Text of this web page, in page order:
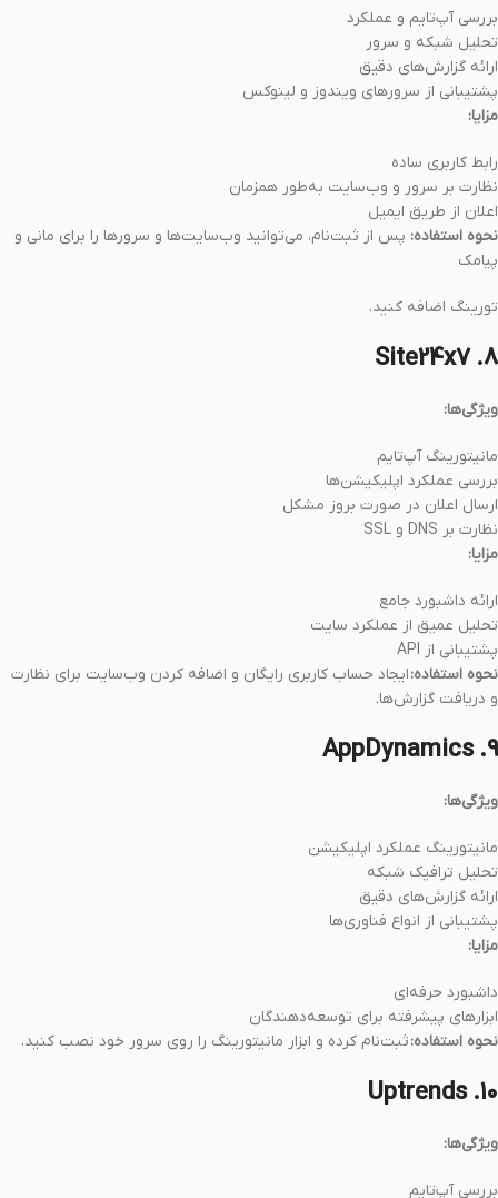
بررسی آپ‌تایم و عملکرد
تحلیل شبکه و سرور
ارائه گزارش‌های دقیق
پشتیبانی از سرورهای ویندوز و لینوکس
مزایا:
رابط کاربری ساده
نظارت بر سرور و وب‌سایت به‌طور همزمان
اعلان از طریق ایمیل
نحوه استفاده: پس از ثبت‌نام، می‌توانید وب‌سایت‌ها و سرورها را برای مانی و
پیامک
تورینگ اضافه کنید.
۸. Site24x7
ویژگی‌ها:
مانیتورینگ آپ‌تایم
بررسی عملکرد اپلیکیشن‌ها
ارسال اعلان در صورت بروز مشکل
نظارت بر DNS و SSL
مزایا:
ارائه داشبورد جامع
تحلیل عمیق از عملکرد سایت
پشتیبانی از API
نحوه استفاده:ایجاد حساب کاربری رایگان و اضافه کردن وب‌سایت برای نظارت
و دریافت گزارش‌ها.
۹. AppDynamics
ویژگی‌ها:
مانیتورینگ عملکرد اپلیکیشن
تحلیل ترافیک شبکه
ارائه گزارش‌های دقیق
پشتیبانی از انواع فناوری‌ها
مزایا:
داشبورد حرفه‌ای
ابزارهای پیشرفته برای توسعه‌دهندگان
نحوه استفاده:ثبت‌نام کرده و ابزار مانیتورینگ را روی سرور خود نصب کنید.
۱۰. Uptrends
ویژگی‌ها:
بررسی آپ‌تایم